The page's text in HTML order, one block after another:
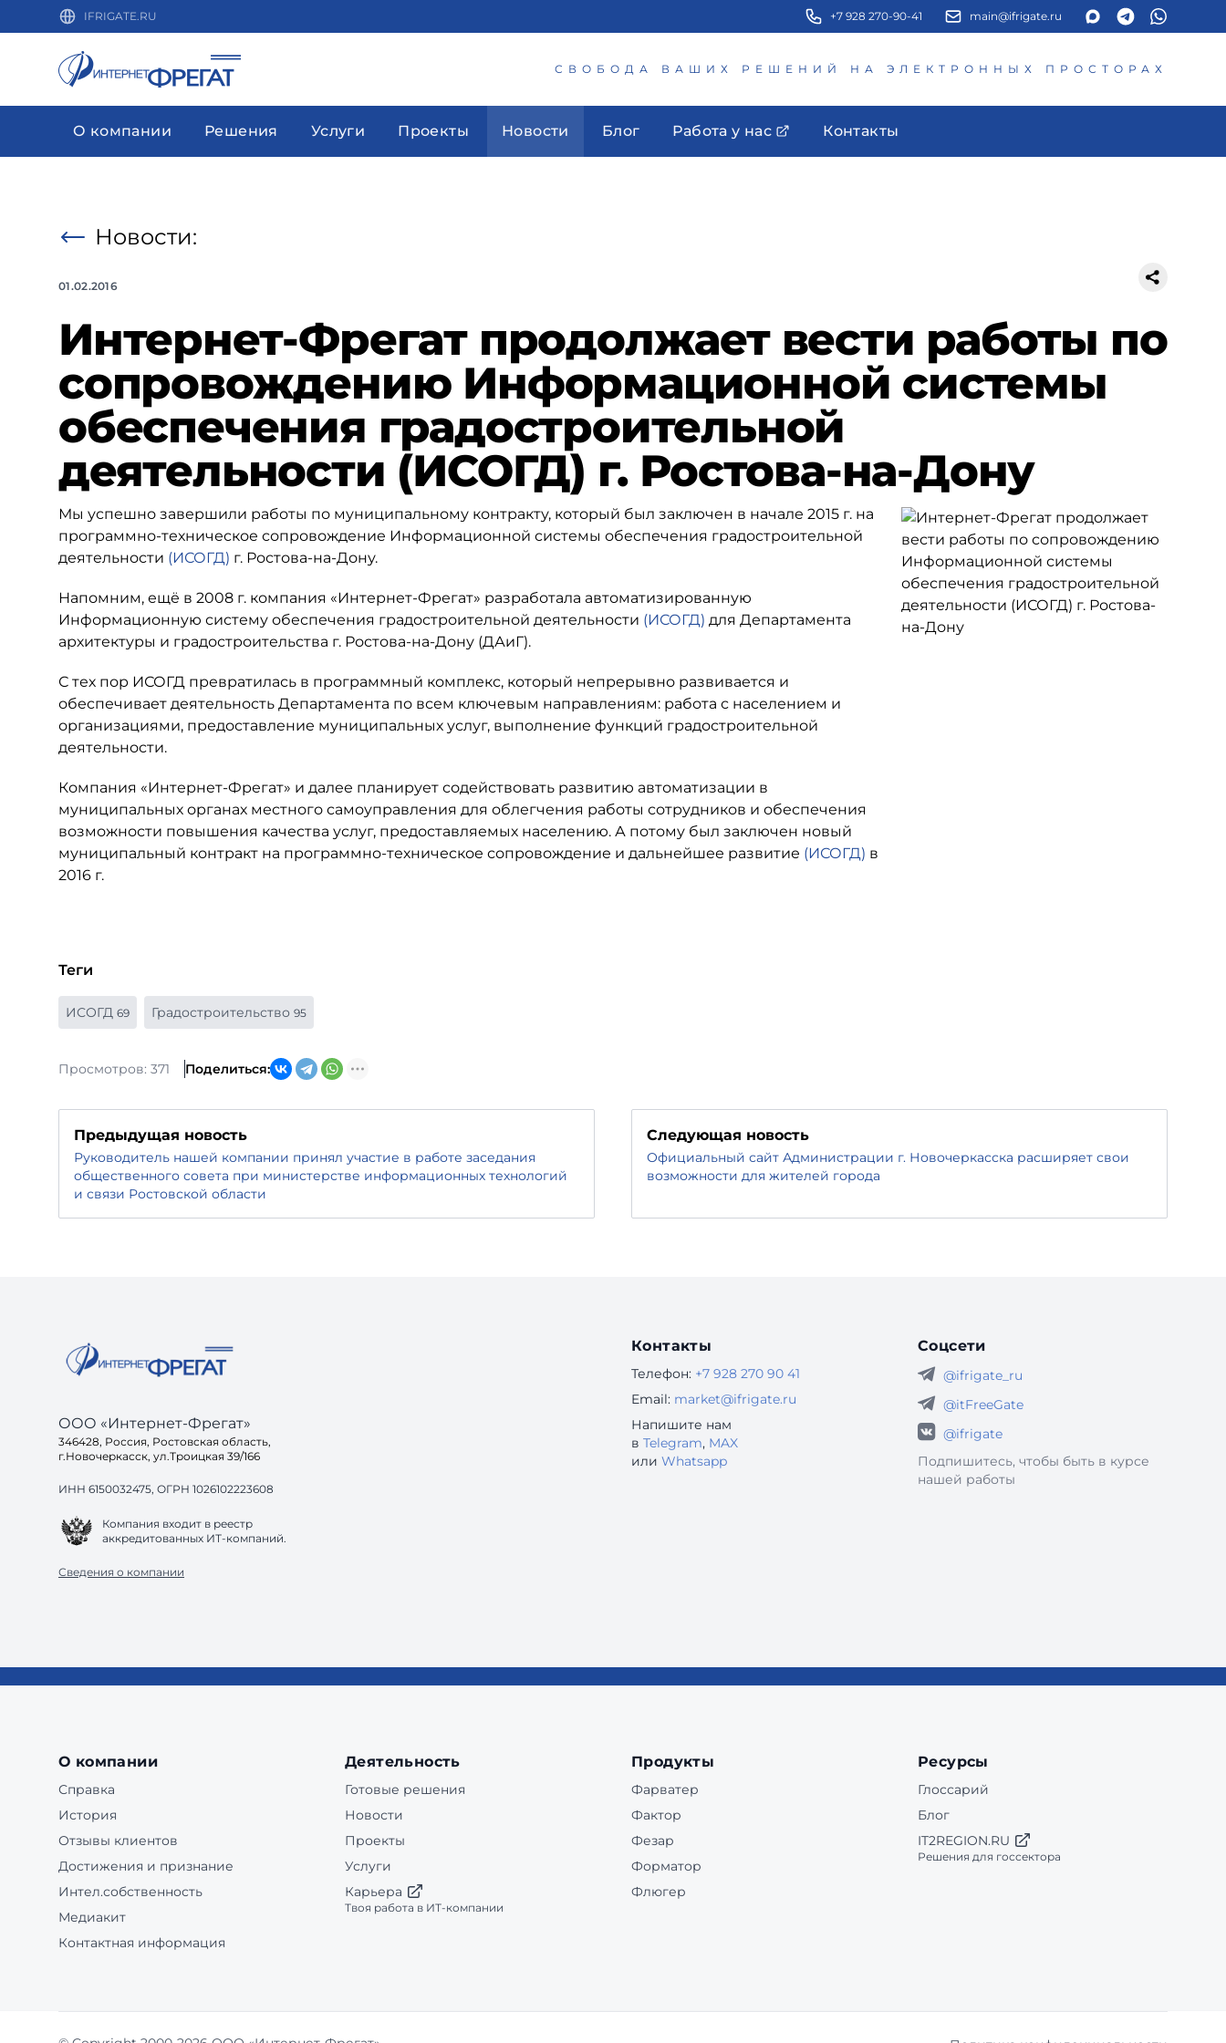
IFRIGATE.RU +7 928 270-90-41 main@ifrigate.ru
СВОБОДА ВАШИХ РЕШЕНИЙ НА ЭЛЕКТРОННЫХ ПРОСТОРАХ
О компании Решения Услуги Проекты Новости Блог Работа у нас Контакты
Новости:
01.02.2016
Интернет-Фрегат продолжает вести работы по
сопровождению Информационной системы
обеспечения градостроительной
деятельности (ИСОГД) г. Ростова-на-Дону
Мы успешно завершили работы по муниципальному контракту, который был заключен в начале 2015 г. на
программно-техническое сопровождение Информационной системы обеспечения градостроительной
деятельности (ИСОГД) г. Ростова-на-Дону.
Напомним, ещё в 2008 г. компания «Интернет-Фрегат» разработала автоматизированную
Информационную систему обеспечения градостроительной деятельности (ИСОГД) для Департамента
архитектуры и градостроительства г. Ростова-на-Дону (ДАиГ).
С тех пор ИСОГД превратилась в программный комплекс, который непрерывно развивается и
обеспечивает деятельность Департамента по всем ключевым направлениям: работа с населением и
организациями, предоставление муниципальных услуг, выполнение функций градостроительной
деятельности.
Компания «Интернет-Фрегат» и далее планирует содействовать развитию автоматизации в
муниципальных органах местного самоуправления для облегчения работы сотрудников и обеспечения
возможности повышения качества услуг, предоставляемых населению. А потому был заключен новый
муниципальный контракт на программно-техническое сопровождение и дальнейшее развитие (ИСОГД) в
2016 г.
Теги
ИСОГД 69 Градостроительство 95
Просмотров: 371 Поделиться:
Предыдущая новость
Руководитель нашей компании принял участие в работе заседания
общественного совета при министерстве информационных технологий
и связи Ростовской области
Следующая новость
Официальный сайт Администрации г. Новочеркасска расширяет свои
возможности для жителей города
ООО «Интернет-Фрегат»
346428, Россия, Ростовская область,
г.Новочеркасск, ул.Троицкая 39/166
ИНН 6150032475, ОГРН 1026102223608
Компания входит в реестр
аккредитованных ИТ-компаний.
Сведения о компании
Контакты
Телефон: +7 928 270 90 41
Email: market@ifrigate.ru
Напишите нам
в Telegram, MAX
или Whatsapp
Соцсети
@ifrigate_ru
@itFreeGate
@ifrigate
Подпишитесь, чтобы быть в курсе
нашей работы
О компании
Справка
История
Отзывы клиентов
Достижения и признание
Интел.собственность
Медиакит
Контактная информация
Деятельность
Готовые решения
Новости
Проекты
Услуги
Карьера
Твоя работа в ИТ-компании
Продукты
Фарватер
Фактор
Фезар
Форматор
Флюгер
Ресурсы
Глоссарий
Блог
IT2REGION.RU
Решения для госсектора